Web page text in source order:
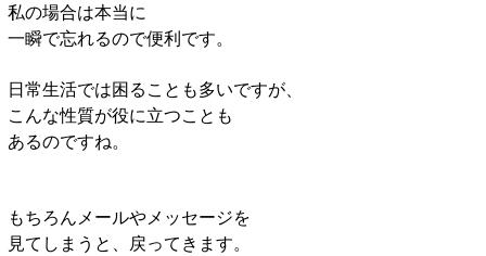
私の場合は本当に
一瞬で忘れるので便利です。
日常生活では困ることも多いですが、
こんな性質が役に立つことも
あるのですね。
もちろんメールやメッセージを
見てしまうと、戻ってきます。